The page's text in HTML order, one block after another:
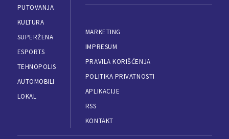
PUTOVANJA
KULTURA
SUPERŽENA
ESPORTS
TEHNOPOLIS
AUTOMOBILI
LOKAL
MARKETING
IMPRESUM
PRAVILA KORIŠĆENJA
POLITIKA PRIVATNOSTI
APLIKACIJE
RSS
KONTAKT